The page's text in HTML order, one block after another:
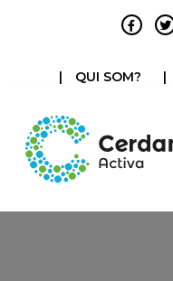
|
QUI SOM? |